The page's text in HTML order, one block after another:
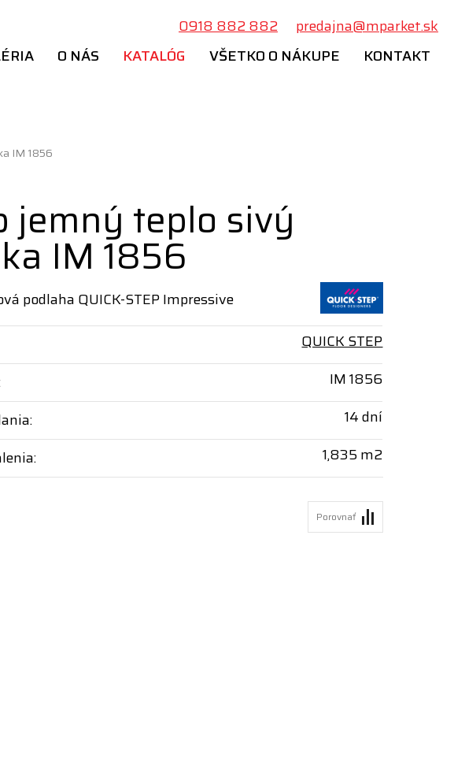
O NÁS KATALÓG VŠETKO O NÁKUPE KONTAKT
0918 882 882 predajna@mparket.sk
IM 1856
jemný teplo sivý
IM 1856
podlaha QUICK-STEP Impressive
QUICK STEP
IM 1856
14 dní
1,835 m2
Porovnať